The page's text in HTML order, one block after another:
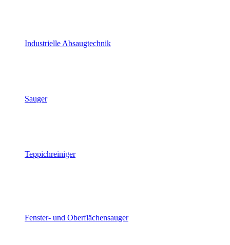
Industrielle Absaugtechnik
Sauger
Teppichreiniger
Fenster- und Oberflächensauger